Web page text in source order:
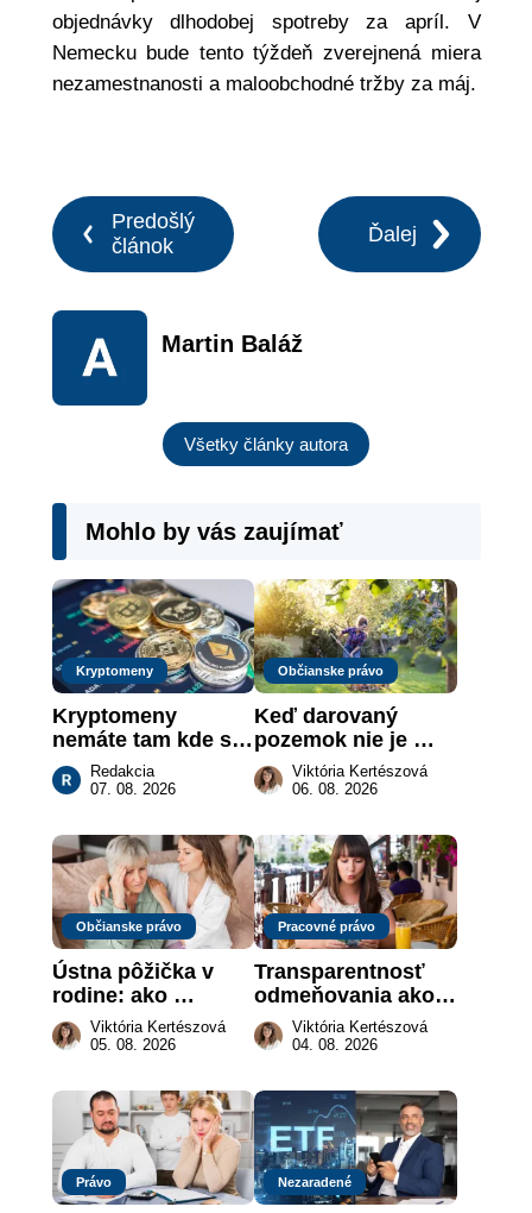
objednávky dlhodobej spotreby za apríl. V
Nemecku bude tento týždeň zverejnená miera
nezamestnanosti a maloobchodné tržby za máj.
Predošlý
článok
Ďalej
Martin Baláž
Všetky články autora
Mohlo by vás zaujímať
Kryptomeny
Kryptomeny
nemáte tam kde si
myslíte: Viete, kde
sa naozaj
Redakcia
07. 08. 2026
Občianske právo
Keď darovaný
pozemok nie je
„hotová vec“: kedy
môže darca žiadať
Viktória Kertészová
06. 08. 2026
Občianske právo
Ústna pôžička v
rodine: ako
vymôcť peniaze,
keď na papieri nie
Viktória Kertészová
05. 08. 2026
Pracovné právo
Transparentnosť
odmeňovania ako
právna povinnosť:
revolúcia na
práce
Viktória Kertészová
04. 08. 2026
Právo Nezaradené